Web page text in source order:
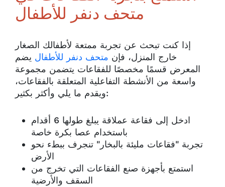
متحف دنفر للأطفال
إذا كنت تبحث عن تجربة ممتعة لأطفالك الصغار
خارج المنزل، فإن متحف دنفر للأطفال يضم
المعرض قسمًا مخصصًا للفقاعات يتضمن مجموعة
واسعة من الأنشطة التفاعلية المتعلقة بالفقاعات،
ويقدم ما يلي وأكثر بكثير:
ادخل إلى فقاعة عملاقة يبلغ طولها 6 أقدام
باستخدام عصا بكرة خاصة
تجربة "فقاعات مليئة بالبخار" تنجرف ببطء نحو
الأرض
استمتع بأجهزة صنع الفقاعات التي تخرج من
السقف والأرضية